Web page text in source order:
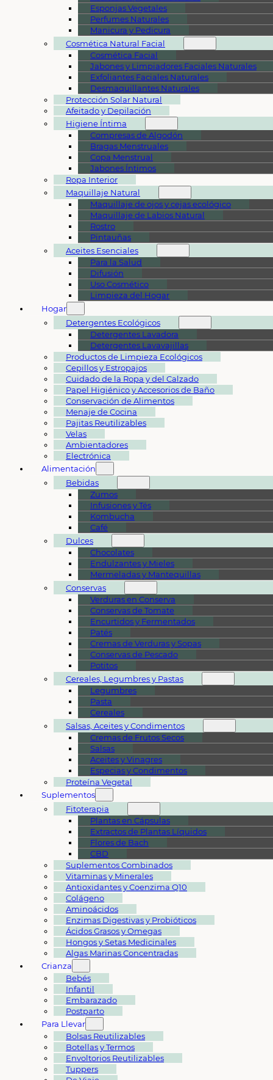
Esponjas Vegetales
Perfumes Naturales
Manicura y Pedicura
Cosmética Natural Facial
Cosmética Facial
Jabones y Limpiadores Faciales Naturales
Exfoliantes Faciales Naturales
Desmaquillantes Naturales
Protección Solar Natural
Afeitado y Depilación
Higiene Íntima
Compresas de Algodón
Bragas Menstruales
Copa Menstrual
Jabones Íntimos
Ropa Interior
Maquillaje Natural
Maquillaje de ojos y cejas ecológico
Maquillaje de Labios Natural
Rostro
Pintauñas
Aceites Esenciales
Para la Salud
Difusión
Uso Cosmético
Limpieza del Hogar
Hogar
Detergentes Ecológicos
Detergentes Lavadora
Detergentes Lavavajillas
Productos de Limpieza Ecológicos
Cepillos y Estropajos
Cuidado de la Ropa y del Calzado
Papel Higiénico y Accesorios de Baño
Conservación de Alimentos
Menaje de Cocina
Pajitas Reutilizables
Velas
Ambientadores
Electrónica
Alimentación
Bebidas
Zumos
Infusiones y Tés
Kombucha
Café
Dulces
Chocolates
Endulzantes y Mieles
Mermeladas y Mantequillas
Conservas
Verduras en Conserva
Conservas de Tomate
Encurtidos y Fermentados
Patés
Cremas de Verduras y Sopas
Conservas de Pescado
Potitos
Cereales, Legumbres y Pastas
Legumbres
Pasta
Cereales
Salsas, Aceites y Condimentos
Cremas de Frutos Secos
Salsas
Aceites y Vinagres
Especias y Condimentos
Proteína Vegetal
Suplementos
Fitoterapia
Plantas en Cápsulas
Extractos de Plantas Líquidos
Flores de Bach
CBD
Suplementos Combinados
Vitaminas y Minerales
Antioxidantes y Coenzima Q10
Colágeno
Aminoácidos
Enzimas Digestivas y Probióticos
Ácidos Grasos y Omegas
Hongos y Setas Medicinales
Algas Marinas Concentradas
Crianza
Bebés
Infantil
Embarazado
Postparto
Para Llevar
Bolsas Reutilizables
Botellas y Termos
Envoltorios Reutilizables
Tuppers